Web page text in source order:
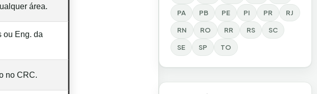
área.
ou Eng. da
no CRC.
PA PB PE PI PR RJ
RN RO RR RS SC
SE SP TO